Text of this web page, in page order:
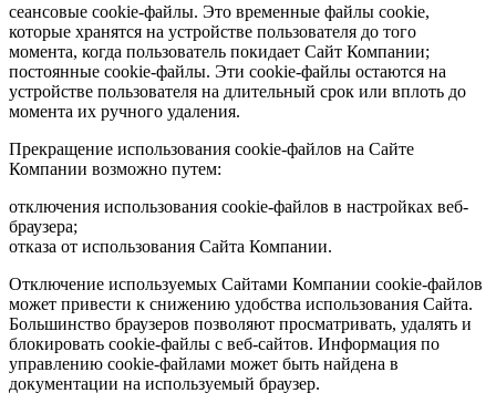
сеансовые cookie-файлы. Это временные файлы cookie,
которые хранятся на устройстве пользователя до того
момента, когда пользователь покидает Сайт Компании;
постоянные cookie-файлы. Эти cookie-файлы остаются на
устройстве пользователя на длительный срок или вплоть до
момента их ручного удаления.
Прекращение использования cookie-файлов на Сайте
Компании возможно путем:
отключения использования cookie-файлов в настройках веб-
браузера;
отказа от использования Сайта Компании.
Отключение используемых Сайтами Компании cookie-файлов
может привести к снижению удобства использования Сайта.
Большинство браузеров позволяют просматривать, удалять и
блокировать cookie-файлы c веб-сайтов. Информация по
управлению cookie-файлами может быть найдена в
документации на используемый браузер.